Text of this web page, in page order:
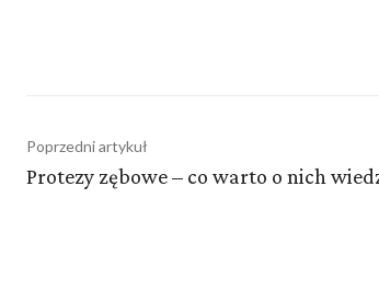
Poprzedni artykuł
Protezy zębowe – co warto o nich